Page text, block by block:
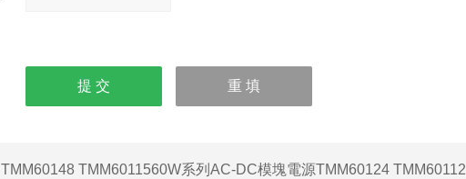
伯?dāng)?shù)字），
如：三加四=7
TMM60148 TMM6011560W系列AC-DC模塊電源TMM60124 TMM60112